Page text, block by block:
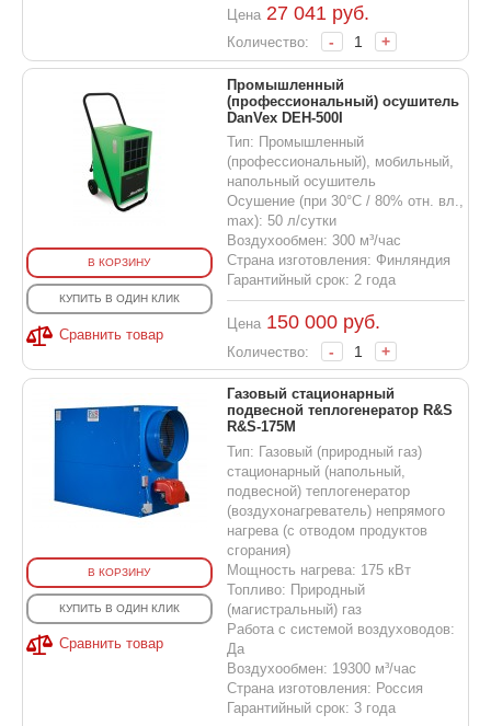
Цена 27 041 руб.
Количество: - +
В КОРЗИНУ
КУПИТЬ В ОДИН КЛИК
Сравнить товар
Промышленный
(профессиональный) осушитель
DanVex DEH-500I
Тип: Промышленный
(профессиональный), мобильный,
напольный осушитель
Осушение (при 30°С / 80% отн. вл.,
max): 50 л/сутки
Воздухообмен: 300 м³/час
Страна изготовления: Финляндия
Гарантийный срок: 2 года
Цена 150 000руб.
Количество: - +
В КОРЗИНУ
КУПИТЬ В ОДИН КЛИК
Сравнить товар
Газовый стационарный
подвесной теплогенератор R&S
R&S-175M
Тип: Газовый (природный газ)
стационарный (напольный,
подвесной) теплогенератор
(воздухонагреватель) непрямого
нагрева (с отводом продуктов
сгорания)
Мощность нагрева: 175 кВт
Топливо: Природный
(магистральный) газ
Работа с системой воздуховодов:
Да
Воздухообмен: 19300 м³/час
Страна изготовления: Россия
Гарантийный срок: 3 года